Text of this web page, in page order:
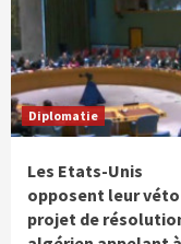
Diplomatie
Les Etats-Unis
opposent leur véto
projet de